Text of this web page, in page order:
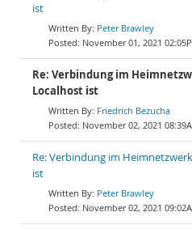
ist
Peter Brawley
November 01, 2021
Re: Verbindung im
Localhost ist
Friedrich Bezucha
November 02, 2021
Re: Verbindung im
ist
Peter Brawley
November 02, 2021